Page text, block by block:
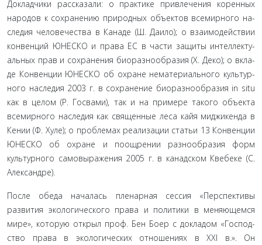
Докладчики рассказали: о практике привлечения коренных
народов к сохранению природных объектов всемирного на­
следия человечества в Канаде (Ш. Даило); о взаимодействии
конвенций ЮНЕСКО и права ЕС в части защиты интеллекту­
альных прав и сохранения биоразнообразия (Х. Деко); о вкла­
де Конвенции ЮНЕСКО об охране нематериального культур­
ного наследия 2003 г. в сохранение биоразнообразия in situ
как в целом (Р. Госвами), так и на примере такого объекта
всемир­ного наследия как священные леса кайя миджикенда в
Кении (Ф. Хуле); о проблемах реализации статьи 13 Конвенции
ЮНЕ­СКО об охране и поощрении разнообразия форм
культурного самовыражения 2005 г. в канадском Квебеке (С.
Александре).
После обеда началась пленарная сессия «Перспективы
развития экологического права и политики в меняющемся
мире», которую открыл проф. Бен Боер с докладом «Господ­
ство права в экологических отношениях в XXI в.». Он